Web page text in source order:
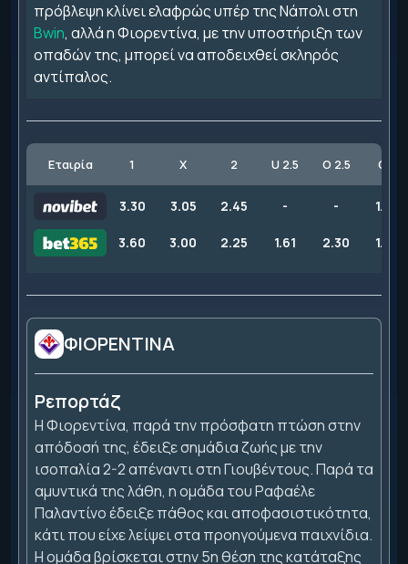
πρόβλεψη κλίνει ελαφρώς υπέρ της Νάπολι στη
Bwin, αλλά η Φιορεντίνα, με την υποστήριξη των
οπαδών της, μπορεί να αποδειχθεί σκληρός
αντίπαλος.
Εταιρία 1 X 2 U 2.5 O 2.5 GG
3.30 3.05 2.45 - - 1.90
3.60 3.00 2.25 1.61 2.30 1.95
ΦΙΟΡΕΝΤΙΝΑ
Ρεπορτάζ
Η Φιορεντίνα, παρά την πρόσφατη πτώση στην
απόδοσή της, έδειξε σημάδια ζωής με την
ισοπαλία 2-2 απέναντι στη Γιουβέντους. Παρά τα
αμυντικά της λάθη, η ομάδα του Ραφαέλε
Παλαντίνο έδειξε πάθος και αποφασιστικότητα,
κάτι που είχε λείψει στα προηγούμενα παιχνίδια.
Η ομάδα βρίσκεται στην 5η θέση της κατάταξης